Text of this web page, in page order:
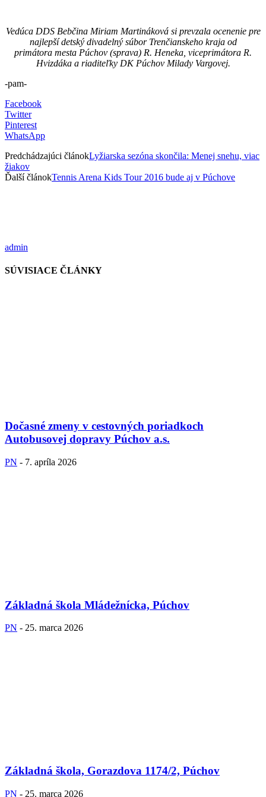
Vedúca DDS Bebčina Miriam Martináková si prevzala ocenenie pre
najlepší detský divadelný súbor Trenčianskeho kraja od
primátora mesta Púchov (sprava) R. Heneka, viceprimátora R.
Hvizdáka a riaditeľky DK Púchov Milady Vargovej.
-pam-
Facebook
Twitter
Pinterest
WhatsApp
Predchádzajúci článokLyžiarska sezóna skončila: Menej snehu, viac
žiakov
Ďalší článokTennis Arena Kids Tour 2016 bude aj v Púchove
admin
SÚVISIACE ČLÁNKY
Dočasné zmeny v cestovných poriadkoch
Autobusovej dopravy Púchov a.s.
PN - 7. apríla 2026
Základná škola Mládežnícka, Púchov
PN - 25. marca 2026
Základná škola, Gorazdova 1174/2, Púchov
PN - 25. marca 2026